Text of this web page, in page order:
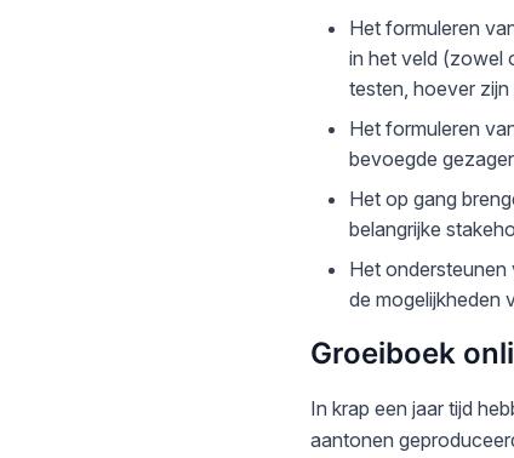
Het formuleren
in het veld (zowel
testen, hoever
Het formuleren
bevoegde
Het op gang
belangrijke
Het ondersteunen
de mogelijkheden
Groeiboek
In krap een jaar tijd
aantonen